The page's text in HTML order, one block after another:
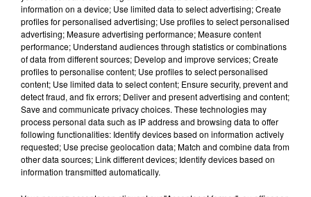
5 août 2026
Deux-Sèvres : grave accident
entre une voiture et un minibus
5 août 2026
Violences conjugales : le chef
Jean Imbert (Top Chef) rattrapé
par...
information on a device; Use limited data to select advertising; Create
profiles for personalised advertising; Use profiles to select personalised
advertising; Measure advertising performance; Measure content
performance; Understand audiences through statistics or combinations
of data from different sources; Develop and improve services; Create
profiles to personalise content; Use profiles to select personalised
content; Use limited data to select content; Ensure security, prevent and
detect fraud, and fix errors; Deliver and present advertising and content;
Save and communicate privacy choices. These technologies may
process personal data such as IP address and browsing data to offer
following functionalities: Identify devices based on information actively
requested; Use precise geolocation data; Match and combine data from
other data sources; Link different devices; Identify devices based on
information transmitted automatically.